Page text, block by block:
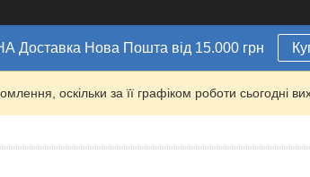
Нова Пошта від 15.000 грн
оскільки за її графіком роботи сьогодні